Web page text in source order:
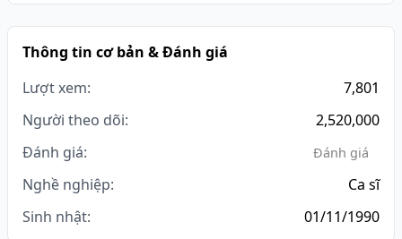
Thông tin cơ bản & Đánh giá
Lượt xem:
7,801
Người theo dõi:
2,520,000
Đánh giá:
Đánh giá
Nghề nghiệp:
Ca sĩ
Sinh nhật:
01/11/1990